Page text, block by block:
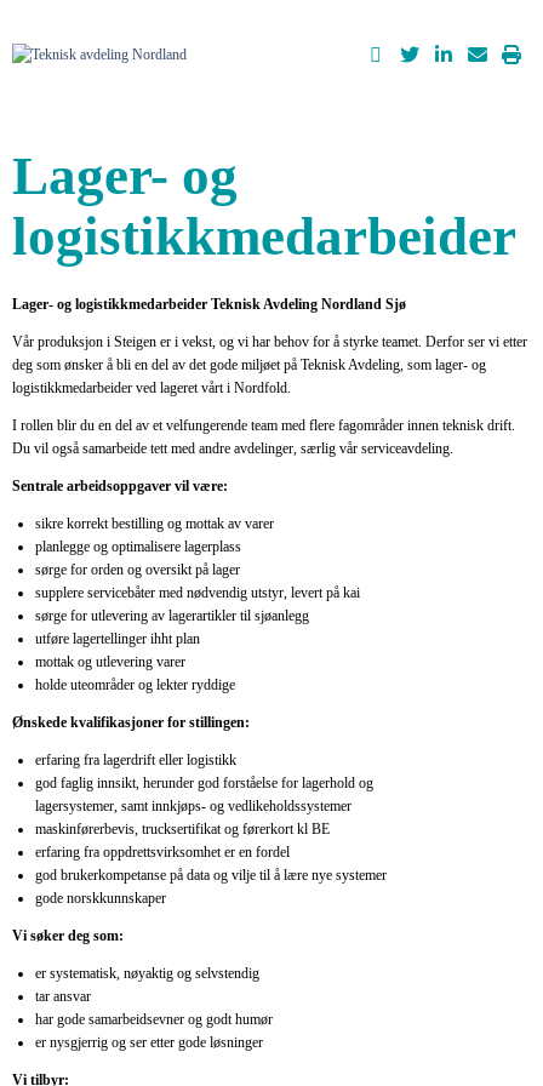
Lager- og
logistikkmedarbeider
Lager- og logistikkmedarbeider Teknisk Avdeling Nordland Sjø
Vår produksjon i Steigen er i vekst, og vi har behov for å styrke teamet. Derfor ser vi etter
deg som ønsker å bli en del av det gode miljøet på Teknisk Avdeling, som lager- og
logistikkmedarbeider ved lageret vårt i Nordfold.
I rollen blir du en del av et velfungerende team med flere fagområder innen teknisk drift.
Du vil også samarbeide tett med andre avdelinger, særlig vår serviceavdeling.
Sentrale arbeidsoppgaver vil være:
sikre korrekt bestilling og mottak av varer
planlegge og optimalisere lagerplass
sørge for orden og oversikt på lager
supplere servicebåter med nødvendig utstyr, levert på kai
sørge for utlevering av lagerartikler til sjøanlegg
utføre lagertellinger ihht plan
mottak og utlevering varer
holde uteområder og lekter ryddige
Ønskede kvalifikasjoner for stillingen:
erfaring fra lagerdrift eller logistikk
god faglig innsikt, herunder god forståelse for lagerhold og
lagersystemer, samt innkjøps- og vedlikeholdssystemer
maskinførerbevis, trucksertifikat og førerkort kl BE
erfaring fra oppdrettsvirksomhet er en fordel
god brukerkompetanse på data og vilje til å lære nye systemer
gode norskkunnskaper
Vi søker deg som:
er systematisk, nøyaktig og selvstendig
tar ansvar
har gode samarbeidsevner og godt humør
er nysgjerrig og ser etter gode løsninger
Vi tilbyr: